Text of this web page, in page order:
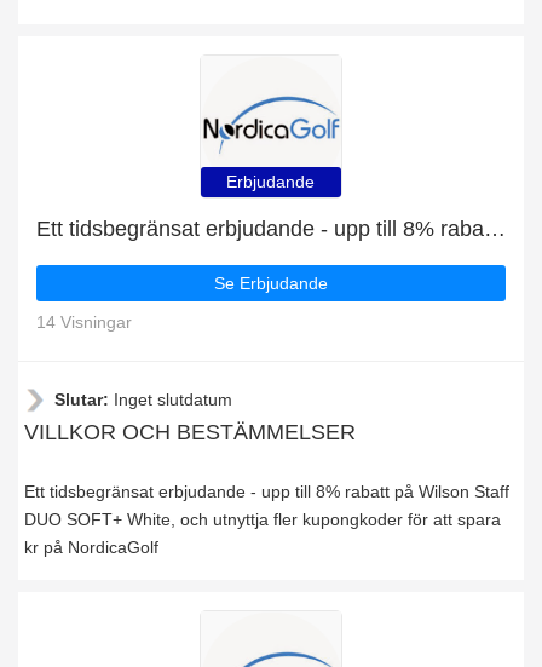
Erbjudande
Ett tidsbegränsat erbjudande - upp till 8% rabatt på Wilson Staff DUO SOFT+ White
Se Erbjudande
14 Visningar
Slutar: Inget slutdatum
VILLKOR OCH BESTÄMMELSER
Ett tidsbegränsat erbjudande - upp till 8% rabatt på Wilson Staff
DUO SOFT+ White, och utnyttja fler kupongkoder för att spara
kr på NordicaGolf